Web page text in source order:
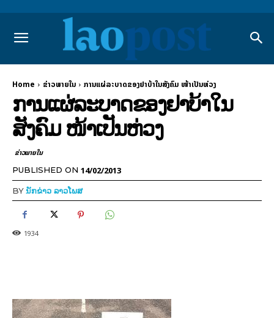
Home ຂ່າວພາຍ​ໃນ ການແຜ່ລະບາດຂອງຢາບ້າໃນສັງຄົມ ໜ້າເປັນຫ່ວງ
ການແຜ່ລະບາດຂອງຢາບ້າໃນ
ສັງຄົມ ໜ້າເປັນຫ່ວງ
ຂ່າວພາຍ​ໃນ
PUBLISHED ON 14/02/2013
BYນັກຂ່າວ ລາວໂພສ
1934